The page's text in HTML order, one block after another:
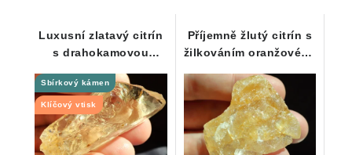
Luxusní zlatavý citrín
s drahokamovou
krystalu
Sbírkový kámen
Klíčový vtisk
Příjemně žlutý citrín s
žilkováním oranžového